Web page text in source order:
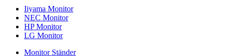
Iiyama Monitor
NEC Monitor
HP Monitor
LG Monitor
Monitor Ständer